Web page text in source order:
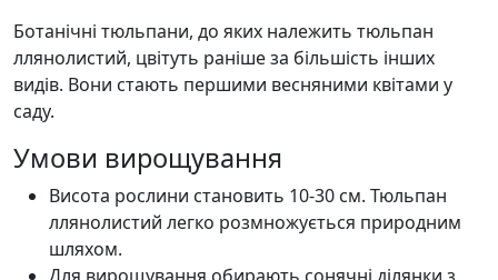
Ботанічні тюльпани, до яких належить тюльпан
ллянолистий, цвітуть раніше за більшість інших
видів. Вони стають першими весняними квітами у
саду.
Умови вирощування
Висота рослини становить 10-30 см. Тюльпан
ллянолистий легко розмножується природним
шляхом.